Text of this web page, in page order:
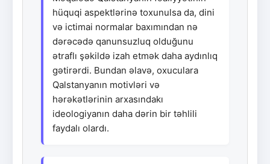
hüquqi aspektlərinə toxunulsa da, dini
və ictimai normalar baxımından nə
dərəcədə qanunsuzluq olduğunu
ətraflı şəkildə izah etmək daha aydınlıq
gətirərdi. Bundan əlavə, oxuculara
Qalstanyanın motivləri və
hərəkətlərinin arxasındakı
ideologiyanın daha dərin bir təhlili
faydalı olardı.